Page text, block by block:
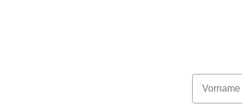
Vorname